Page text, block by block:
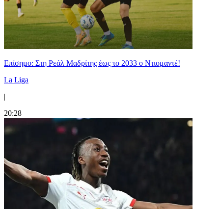
Επίσημο: Στη Ρεάλ Μαδρίτης έως το 2033 ο Ντιομαντέ!
La Liga
|
20:28